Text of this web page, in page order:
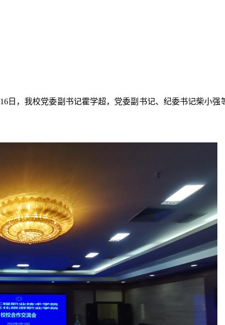
16日，我校党委副书记霍学超，党委副书记、纪委书记柴小强